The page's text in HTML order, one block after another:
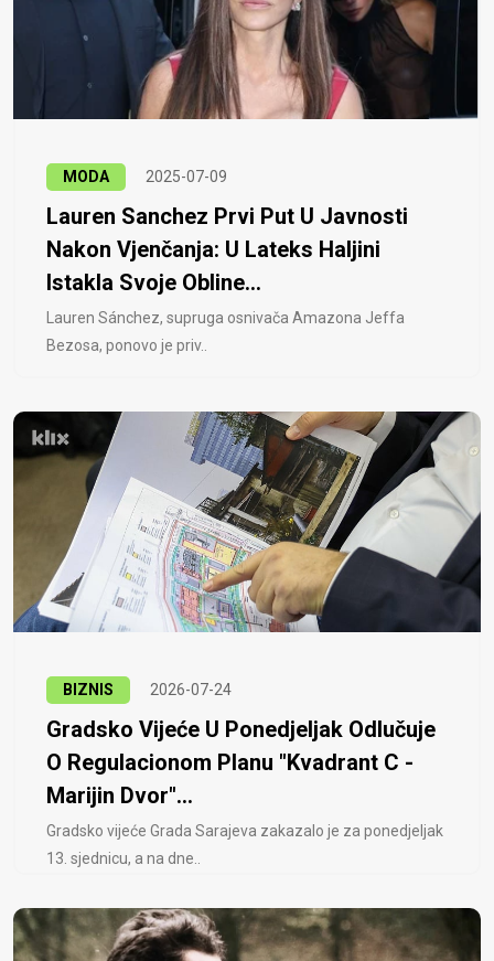
MODA 2025-07-09
Lauren Sanchez Prvi Put U Javnosti
Nakon Vjenčanja: U Lateks Haljini
Istakla Svoje Obline...
Lauren Sánchez, supruga osnivača Amazona Jeffa
Bezosa, ponovo je priv..
BIZNIS 2026-07-24
Gradsko Vijeće U Ponedjeljak Odlučuje
O Regulacionom Planu "Kvadrant C -
Marijin Dvor"...
Gradsko vijeće Grada Sarajeva zakazalo je za ponedjeljak
13. sjednicu, a na dne..